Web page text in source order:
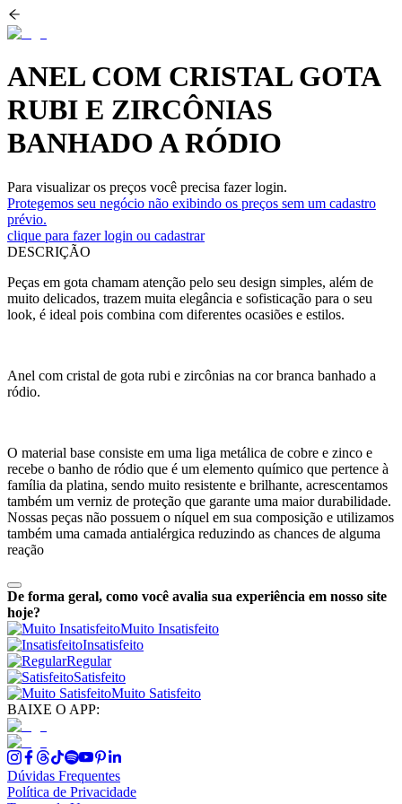
ANEL COM CRISTAL GOTA
RUBI E ZIRCÔNIAS
BANHADO A RÓDIO
Para visualizar os preços você precisa fazer login.
Protegemos seu negócio não exibindo os preços sem um cadastro
prévio.
clique para fazer login ou cadastrar
DESCRIÇÃO
Peças em gota chamam atenção pelo seu design simples, além de
muito delicados, trazem muita elegância e sofisticação para o seu
look, é ideal pois combina com diferentes ocasiões e estilos.
Anel com cristal de gota rubi e zircônias na cor branca banhado a
ródio.
O material base consiste em uma liga metálica de cobre e zinco e
recebe o banho de ródio que é um elemento químico que pertence à
família da platina, sendo muito resistente e brilhante, acrescentamos
também um verniz de proteção que garante uma maior durabilidade.
Nossas peças não possuem o níquel em sua composição e utilizamos
também uma camada antialérgica reduzindo as chances de alguma
reação
De forma geral, como você avalia sua experiência em nosso site
hoje?
Muito Insatisfeito
Insatisfeito
Regular
Satisfeito
Muito Satisfeito
BAIXE O APP:
Dúvidas Frequentes
Política de Privacidade